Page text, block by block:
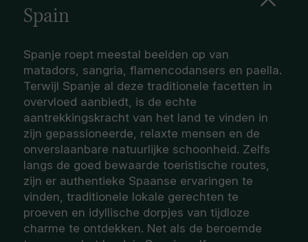
Spain
Spanje roept meestal beelden op van
matadors, sangria, flamencodansers en paella.
Terwijl Spanje al deze traditionele facetten in
overvloed aanbiedt, is de echte
aantrekkingskracht van het land te vinden in
zijn gepassioneerde, relaxte mensen en de
onverslaanbare natuurlijke schoonheid. Zelfs
langs de goed bewaarde toeristische routes,
zijn er authentieke Spaanse ervaringen te
vinden, traditionele lokale gerechten te
proeven en idyllische dorpjes van tijdloze
charme te ontdekken. Net als de beroemde